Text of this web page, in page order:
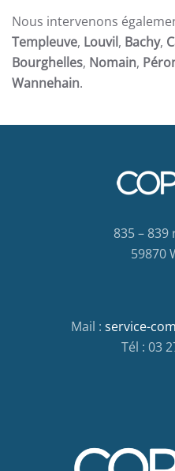
Nous intervenons
Templeuve, Louvil, Bachy,
Bourghelles, Nomain,
Wannehain.
835 –
59870
Mail : service-
Tél : 03